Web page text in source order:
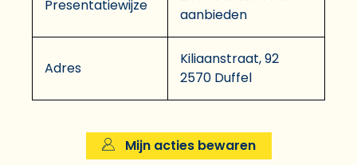
Presentatiewijze
aanbieden
Adres
Kiliaanstraat, 92
2570 Duffel
Mijn acties bewaren